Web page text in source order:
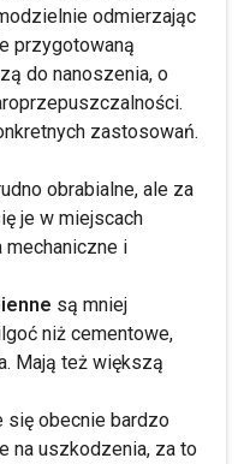
odmierzając
przygotowaną
do nanoszenia, o
zastosowań.
obrabialne, ale za
je w miejscach
mechaniczne i
są mniej
niż cementowe,
Mają też większą
się obecnie bardzo
na uszkodzenia, za to